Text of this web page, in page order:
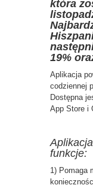
która
19%
Aplikacja
codziennej
Dostępna
App Store i
funkcje:
1) Pomaga